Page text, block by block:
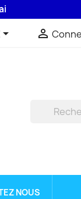
assurée par la

NOUS